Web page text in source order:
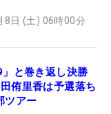
8日 (土) 06時00分
と巻き返し決勝
侑里香は予選落ち
ツアー